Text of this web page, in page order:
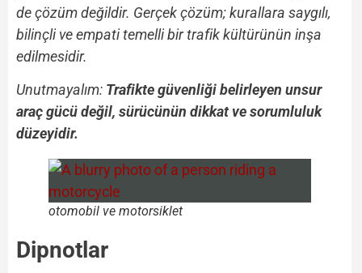
de çözüm değildir. Gerçek çözüm; kurallara saygılı,
bilinçli ve empati temelli bir trafik kültürünün inşa
edilmesidir.
Unutmayalım: Trafikte güvenliği belirleyen unsur
araç gücü değil, sürücünün dikkat ve sorumluluk
düzeyidir.
otomobil ve motorsiklet
Dipnotlar